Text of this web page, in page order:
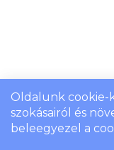
Oldalunk cookie-
szokásairól és
beleegyezel a